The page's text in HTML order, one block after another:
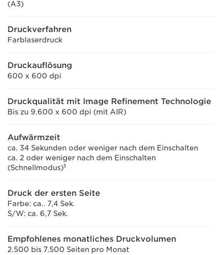
(A3)
Druckverfahren
Farblaserdruck
Druckauflösung
600 x 600 dpi
Druckqualität mit Image Refinement Technologie
Bis zu 9.600 x 600 dpi (mit AIR)
Aufwärmzeit
ca. 34 Sekunden oder weniger nach dem Einschalten
ca. 2 oder weniger nach dem Einschalten
(Schnellmodus)1
Druck der ersten Seite
Farbe: ca.. 7,4 Sek.
S/W: ca. 6,7 Sek.
Empfohlenes monatliches Druckvolumen
2.500 bis 7.500 Seiten pro Monat